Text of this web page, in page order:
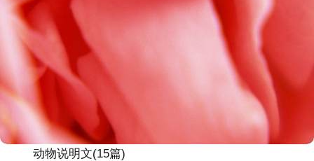
动物说明文(15篇)